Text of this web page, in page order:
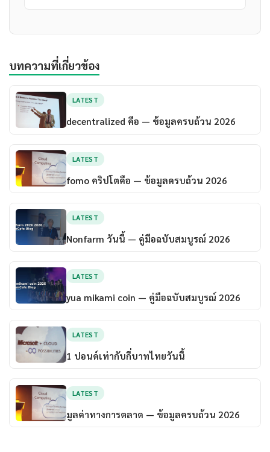
บทความที่เกี่ยวข้อง
LATEST
decentralized คือ — ข้อมูลครบถ้วน 2026
LATEST
fomo คริปโตคือ — ข้อมูลครบถ้วน 2026
LATEST
Nonfarm วันนี้ — คู่มือฉบับสมบูรณ์ 2026
LATEST
yua mikami coin — คู่มือฉบับสมบูรณ์ 2026
LATEST
1 ปอนด์เท่ากับกี่บาทไทยวันนี้
LATEST
มูลค่าทางการตลาด — ข้อมูลครบถ้วน 2026